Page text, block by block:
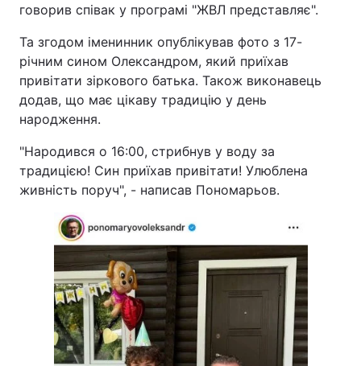
говорив співак у програмі "ЖВЛ представляє".
Та згодом іменинник опублікував фото з 17-
річним сином Олександром, який приїхав
привітати зіркового батька. Також виконавець
додав, що має цікаву традицію у день
народження.
"Народився о 16:00, стрибнув у воду за
традицією! Син приїхав привітати! Улюблена
живність поруч", - написав Пономарьов.